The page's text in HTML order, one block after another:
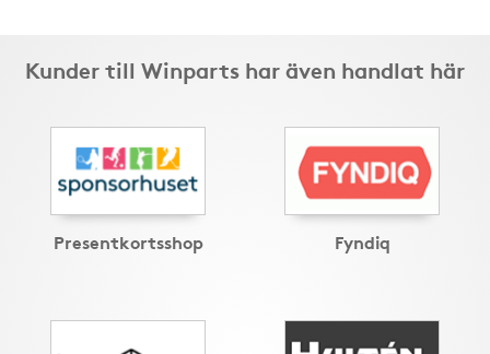
Kunder till Winparts har även handlat här
Presentkortsshop Fyndiq